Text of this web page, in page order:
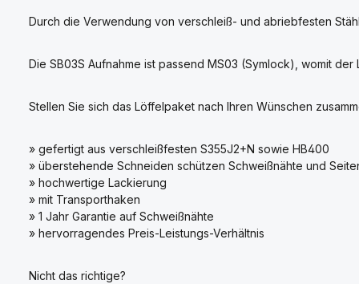
Durch die Verwendung von verschleiß- und abriebfesten
Die SB03S Aufnahme ist passend MS03 (Symlock), womit
Stellen Sie sich das Löffelpaket nach Ihren Wünschen
» gefertigt aus verschleißfesten S355J2+N sowie HB400
» überstehende Schneiden schützen Schweißnähte und
» hochwertige Lackierung
» mit Transporthaken
» 1 Jahr Garantie auf Schweißnähte
» hervorragendes Preis-Leistungs-Verhältnis
Nicht das richtige?